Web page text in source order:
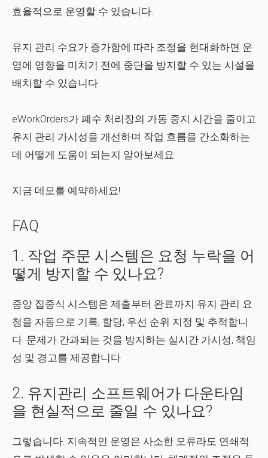
효율적으로 운영할 수 있습니다.
유지 관리 수요가 증가함에 따라 조정을 현대화하면 운
영에 영향을 미치기 전에 중단을 방지할 수 있는 시설을
배치할 수 있습니다.
eWorkOrders가 폐수 처리장의 가동 중지 시간을 줄이고
유지 관리 가시성을 개선하며 작업 흐름을 간소화하는
데 어떻게 도움이 되는지 알아보세요.
지금 데모를 예약하세요!
FAQ
1. 작업 주문 시스템은 요청 누락을 어
떻게 방지할 수 있나요?
중앙 집중식 시스템은 제출부터 완료까지 유지 관리 요
청을 자동으로 기록, 할당, 우선 순위 지정 및 추적합니
다. 문제가 간과되는 것을 방지하는 실시간 가시성, 책임
성 및 경고를 제공합니다.
2. 유지관리 소프트웨어가 다운타임
을 현실적으로 줄일 수 있나요?
그렇습니다. 지속적인 운영은 사소한 오류라도 연쇄적